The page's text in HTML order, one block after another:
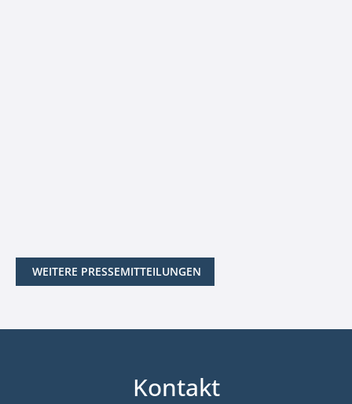
WEITERE PRESSEMITTEILUNGEN
Kontakt